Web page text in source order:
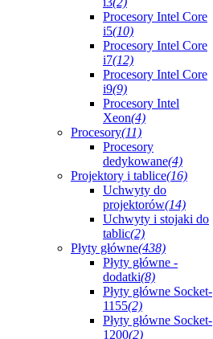
Procesory Intel Core
i5(10)
Procesory Intel Core
i7(12)
Procesory Intel Core
i9(9)
Procesory Intel
Xeon(4)
Procesory(11)
Procesory
dedykowane(4)
Projektory i tablice(16)
Uchwyty do
projektorów(14)
Uchwyty i stojaki do
tablic(2)
Płyty główne(438)
Płyty główne -
dodatki(8)
Płyty główne Socket-
1155(2)
Płyty główne Socket-
1200(2)